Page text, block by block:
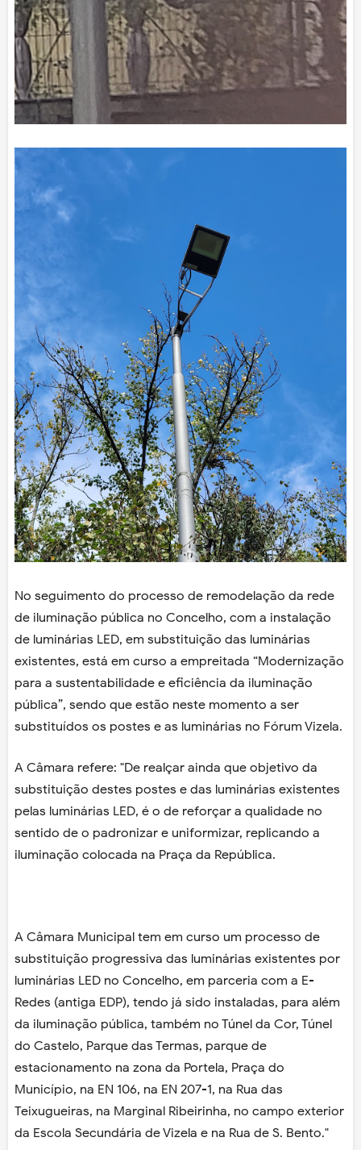
No seguimento do processo de remodelação da rede
de iluminação pública no Concelho, com a instalação
de luminárias LED, em substituição das luminárias
existentes, está em curso a empreitada “Modernização
para a sustentabilidade e eficiência da iluminação
pública”, sendo que estão neste momento a ser
substituídos os postes e as luminárias no Fórum Vizela.
A Câmara refere: "De realçar ainda que objetivo da
substituição destes postes e das luminárias existentes
pelas luminárias LED, é o de reforçar a qualidade no
sentido de o padronizar e uniformizar, replicando a
iluminação colocada na Praça da República.
A Câmara Municipal tem em curso um processo de
substituição progressiva das luminárias existentes por
luminárias LED no Concelho, em parceria com a E-
Redes (antiga EDP), tendo já sido instaladas, para além
da iluminação pública, também no Túnel da Cor, Túnel
do Castelo, Parque das Termas, parque de
estacionamento na zona da Portela, Praça do
Município, na EN 106, na EN 207-1, na Rua das
Teixugueiras, na Marginal Ribeirinha, no campo exterior
da Escola Secundária de Vizela e na Rua de S. Bento."